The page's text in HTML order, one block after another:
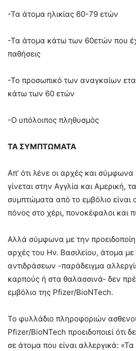
-Τα άτομα ηλικίας 60-79 ετών
-Τα άτομα κάτω των 60ετών που
παθήσεις
-Το προσωπικό των αναγκαίων
κάτω των 60 ετών
-Ο υπόλοιπος πληθυσμός
ΤΑ ΣΥΜΠΤΩΜΑΤΑ
Απ’ ότι λένε οι αρχές και
γίνεται στην Αγγλία και Αμερική,
συμπτώματα από το εμβόλιο είναι
πόνος στο χέρι, πονοκέφαλοι και
Αλλά σύμφωνα με την
αρχές του Ην. Βασιλείου, άτομα με
αντιδράσεων -παράδειγμα
καρπούς ή στα θαλασσινά- δεν
εμβόλιο της Pfizer/BioNTech.
Το φυλλάδιο πληροφοριών
Pfizer/BioNTech προειδοποιεί ότι
σε άτομα που είναι αλλεργικά: